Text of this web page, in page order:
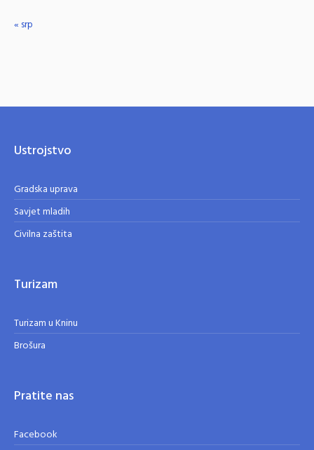
« srp
Ustrojstvo
Gradska uprava
Savjet mladih
Civilna zaštita
Turizam
Turizam u Kninu
Brošura
Pratite nas
Facebook